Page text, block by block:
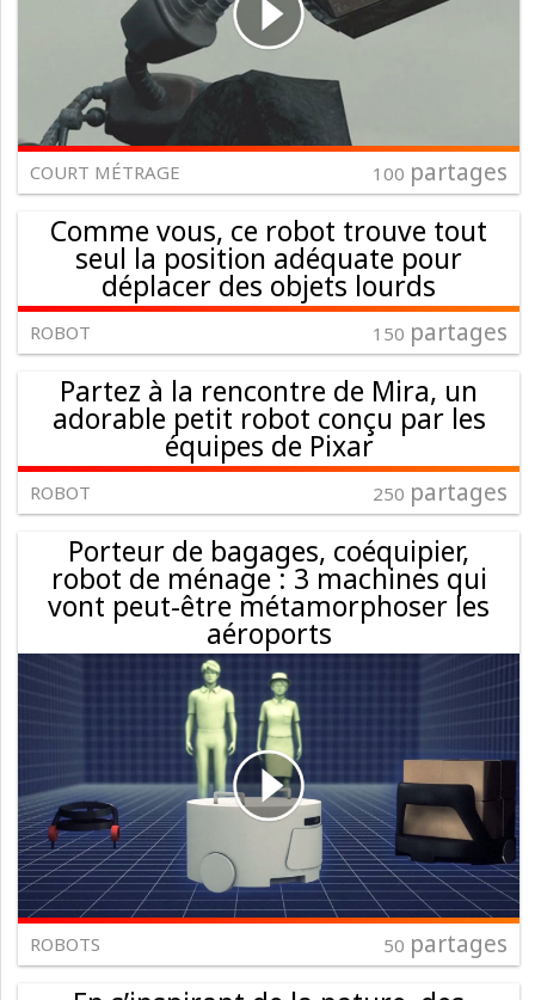
COURT MÉTRAGE 100 partages
Comme vous, ce robot trouve tout
seul la position adéquate pour
déplacer des objets lourds
ROBOT 150 partages
Partez à la rencontre de Mira, un
adorable petit robot conçu par les
équipes de Pixar
ROBOT 250 partages
Porteur de bagages, coéquipier,
robot de ménage : 3 machines qui
vont peut-être métamorphoser les
aéroports
ROBOTS 50 partages